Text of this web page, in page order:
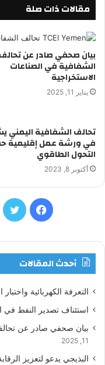
مقالات ذات صلة
بيان صحفي صادر عن تحالف
الشفافية في الصناعات
الاستخراجية
يناير 11, 2025
تحالف الشفافية اليمني
في ورشة عمل إقليمية
التحول الطاقوي
أكتوبر 8, 2023
س
و
ك
ي
أحدث المقالات
التعرفة الكهربائية واختبار
استئناف تصدير النفط
بيان صحفي صادر عن
11, 2025
البذيجي يدعو لتعزيز